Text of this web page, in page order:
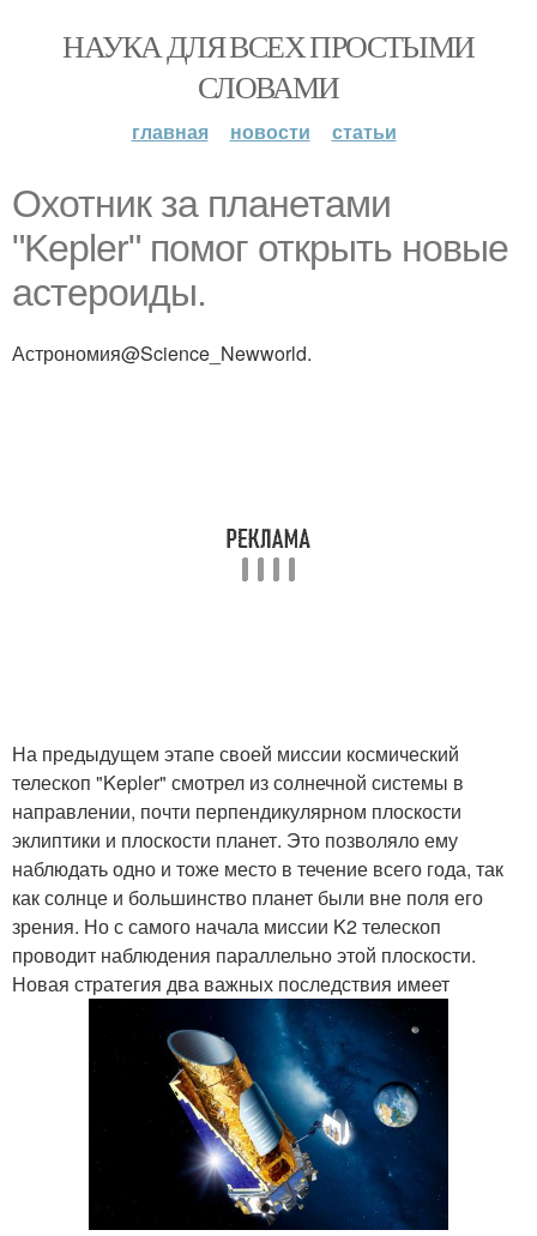
НАУКА ДЛЯ ВСЕХ ПРОСТЫМИ
СЛОВАМИ
главная новости статьи
Охотник за планетами
"Kepler" помог открыть новые
астероиды.
Астрономия@Science_Newworld.
На предыдущем этапе своей миссии космический
телескоп "Kepler" смотрел из солнечной системы в
направлении, почти перпендикулярном плоскости
эклиптики и плоскости планет. Это позволяло ему
наблюдать одно и тоже место в течение всего года, так
как солнце и большинство планет были вне поля его
зрения. Но с самого начала миссии K2 телескоп
проводит наблюдения параллельно этой плоскости.
Новая стратегия два важных последствия имеет